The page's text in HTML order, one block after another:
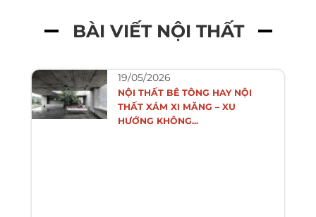
BÀI VIẾT NỘI THẤT
19/05/2026
NỘI THẤT BÊ TÔNG HAY NỘI
THẤT XÁM XI MĂNG – XU
HƯỚNG KHÔNG...